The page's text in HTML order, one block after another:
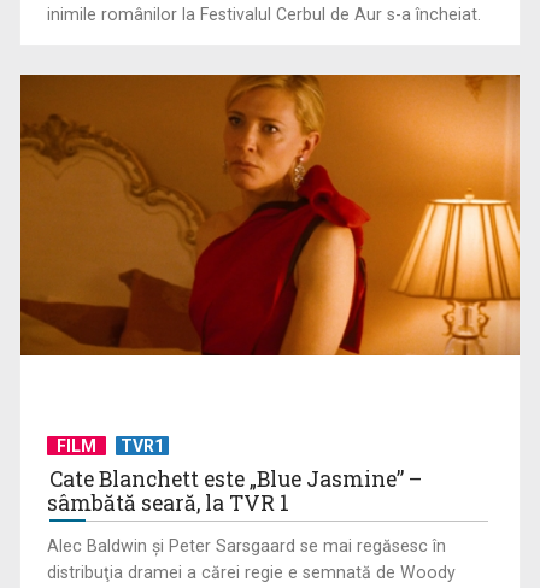
Telespectatorii TVR 2 văd comedia „Divorţ din dragoste”, cu
Horaţiu Mălăele ...
David Popovici atacă o performanţă istorică la Europene. În
direct şi în ...
inimile românilor la Festivalul Cerbul de Aur s-a încheiat.
FILM TVR1
Cate Blanchett este „Blue Jasmine” –
sâmbătă seară, la TVR 1
Alec Baldwin şi Peter Sarsgaard se mai regăsesc în
distribuţia dramei a cărei regie e semnată de Woody